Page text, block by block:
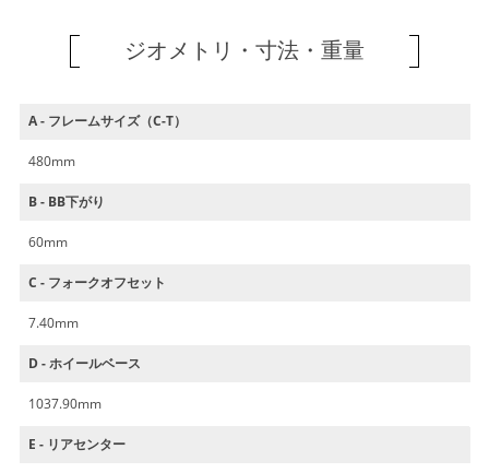
ジオメトリ・寸法・重量
A - フレームサイズ（C-T）
480mm
B - BB下がり
60mm
C - フォークオフセット
7.40mm
D - ホイールベース
1037.90mm
E - リアセンター